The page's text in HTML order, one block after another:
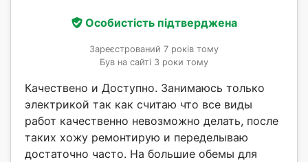
Особистість підтверджена
Зареєстрований 7 років тому
Був на сайті 3 роки тому
Качествено и Доступно. Занимаюсь только
электрикой так как считаю что все виды
работ качественно невозможно делать, после
таких хожу ремонтирую и переделываю
достаточно часто. На большие обемы для